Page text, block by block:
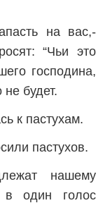
на вас,-
“Чьи это
господина,
будет.
к пастухам.
пастухов.
нашему
в один голос